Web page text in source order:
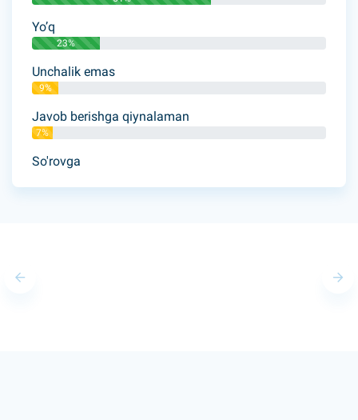
Yo’q
23%
Unchalik emas
9%
Javob berishga qiynalaman
7%
So'rovga